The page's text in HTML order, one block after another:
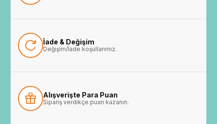
İade & Değişim
Değişim/İade koşullarımız.
Alışverişte Para Puan
Sipariş verdikçe puan kazanın.